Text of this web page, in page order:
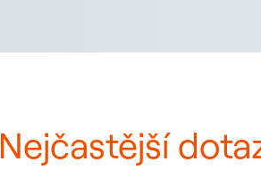
Nejčastější